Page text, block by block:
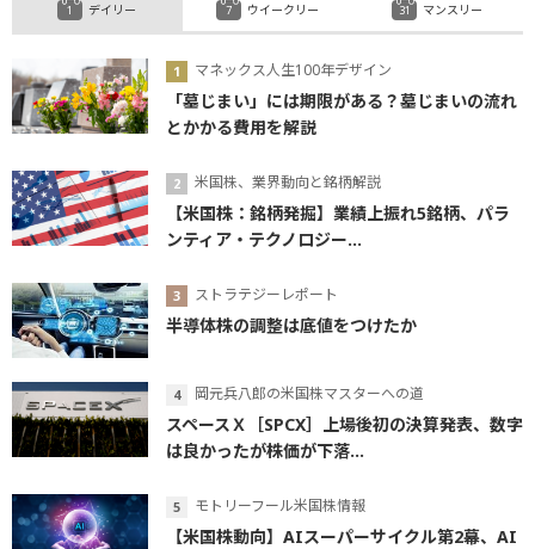
デイリー
マネックス人生100年デザイン
「墓じまい」には期限がある？墓じまいの流れ
とかかる費用を解説
米国株、業界動向と銘柄解説
【米国株：銘柄発掘】業績上振れ5銘柄、パラ
ンティア・テクノロジー...
ストラテジーレポート
半導体株の調整は底値をつけたか
岡元兵八郎の米国株マスターへの道
スペースＸ［SPCX］上場後初の決算発表、数字
は良かったが株価が下落...
モトリーフール米国株情報
【米国株動向】AIスーパーサイクル第2幕、AI
ウイークリー マンスリー